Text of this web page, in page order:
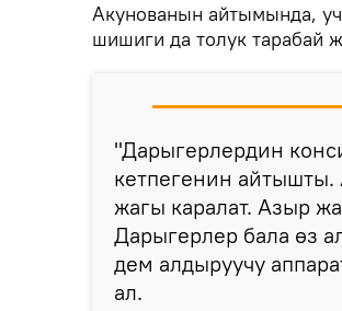
Акунованын айтымында,
шишиги да толук тарабай
"Дарыгерлердин
кетпегенин
жагы каралат. Азыр
Дарыгерлер бала өз
дем алдыруучу
ал.